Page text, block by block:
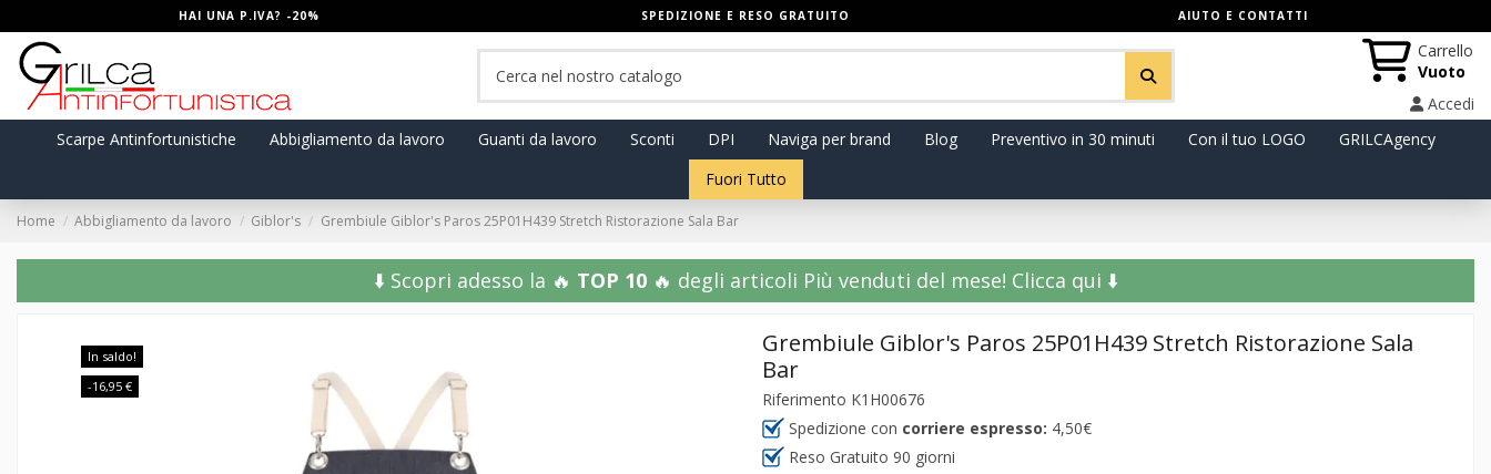
HAI UNA P.IVA? -20% SPEDIZIONE E RESO GRATUITO AIUTO E CONTATTI
Carrello
Vuoto
Accedi
Scarpe Antinfortunistiche
Abbigliamento da lavoro Guanti da lavoro Sconti DPI Naviga per brand Blog Preventivo in 30 minuti Con il tuo LOGO
GRILCAgency
Fuori Tutto
Home Abbigliamento da lavoro Giblor's Grembiule Giblor's Paros 25P01H439 Stretch Ristorazione Sala Bar
⬇️ Scopri adesso la 🔥 TOP 10🔥 degli articoli Più venduti del mese!️ Clicca qui ⬇️
In saldo!
-16,95 €
Grembiule Giblor's Paros 25P01H439 Stretch Ristorazione Sala
Bar
Riferimento K1H00676
Spedizione con corriere espresso: 4,50€
Reso Gratuito 90 giorni